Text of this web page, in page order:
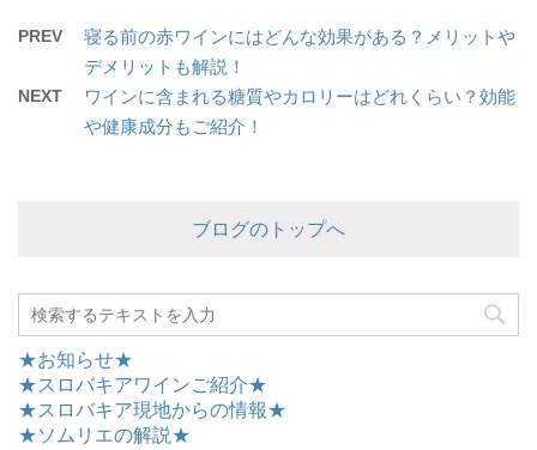
PREV
寝る前の赤ワインにはどんな効果がある？メリットや
デメリットも解説！
NEXT
ワインに含まれる糖質やカロリーはどれくらい？効能
や健康成分もご紹介！
ブログのトップへ
★お知らせ★
★スロバキアワインご紹介★
★スロバキア現地からの情報★
★ソムリエの解説★